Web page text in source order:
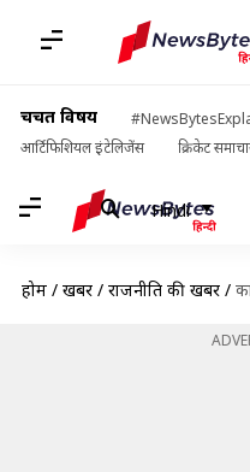
चर्चित विषय
आर्टिफिशियल इंटेलिजेंस
क्रिकेट
Hindi
होम / खबरें / राजनीति की खबरें /